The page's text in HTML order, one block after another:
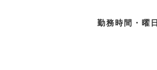
勤務時間・曜日